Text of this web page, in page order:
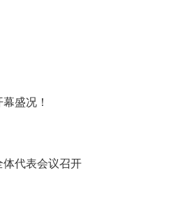
盛况！
体代表会议召开